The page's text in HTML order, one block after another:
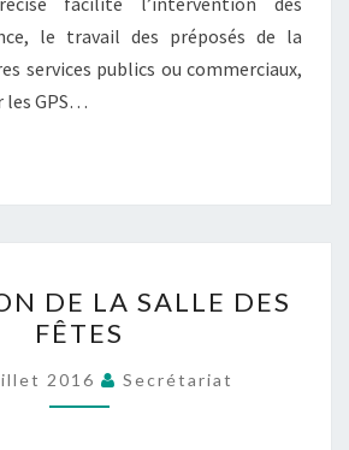
le travail des préposés de la
services publics ou commerciaux,
les GPS…
DE
LA
SALLE
DES
DE LA SALLE DES
FÊTES
2016 Secrétariat